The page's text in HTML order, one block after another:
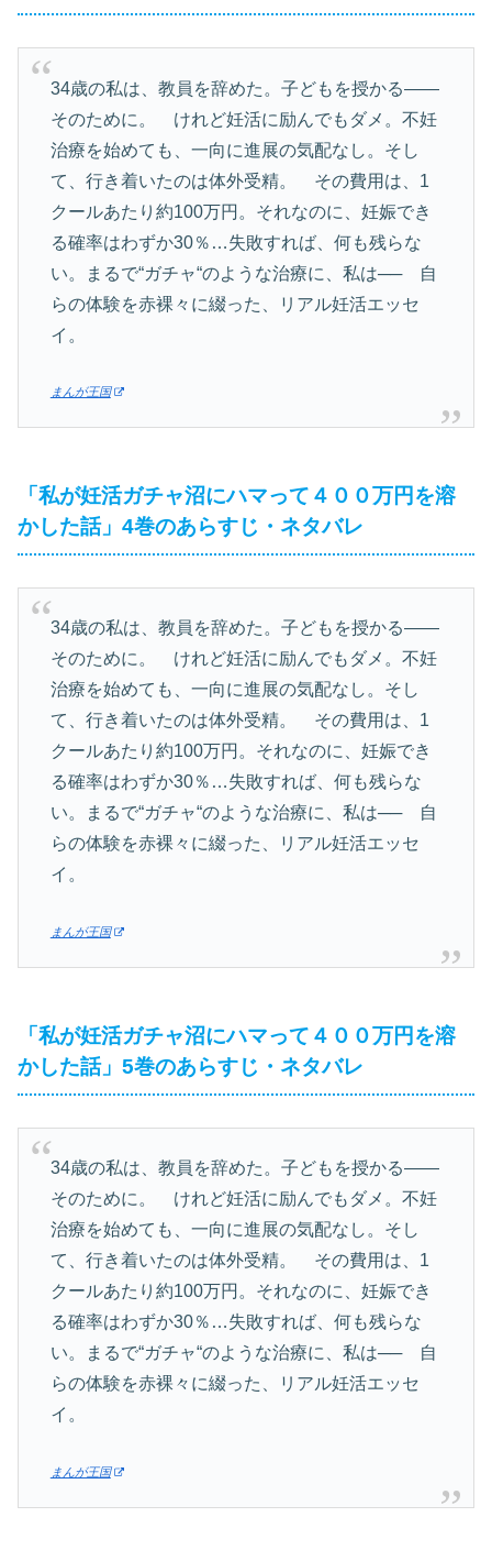
34歳の私は、教員を辞めた。子どもを授かる――
そのために。 けれど妊活に励んでもダメ。不妊
治療を始めても、一向に進展の気配なし。そし
て、行き着いたのは体外受精。 その費用は、1
クールあたり約100万円。それなのに、妊娠でき
る確率はわずか30％…失敗すれば、何も残らな
い。まるで“ガチャ“のような治療に、私は── 自
らの体験を赤裸々に綴った、リアル妊活エッセ
イ。
まんが王国
「私が妊活ガチャ沼にハマって４００万円を溶
かした話」4巻のあらすじ・ネタバレ
34歳の私は、教員を辞めた。子どもを授かる――
そのために。 けれど妊活に励んでもダメ。不妊
治療を始めても、一向に進展の気配なし。そし
て、行き着いたのは体外受精。 その費用は、1
クールあたり約100万円。それなのに、妊娠でき
る確率はわずか30％…失敗すれば、何も残らな
い。まるで“ガチャ“のような治療に、私は── 自
らの体験を赤裸々に綴った、リアル妊活エッセ
イ。
まんが王国
「私が妊活ガチャ沼にハマって４００万円を溶
かした話」5巻のあらすじ・ネタバレ
34歳の私は、教員を辞めた。子どもを授かる――
そのために。 けれど妊活に励んでもダメ。不妊
治療を始めても、一向に進展の気配なし。そし
て、行き着いたのは体外受精。 その費用は、1
クールあたり約100万円。それなのに、妊娠でき
る確率はわずか30％…失敗すれば、何も残らな
い。まるで“ガチャ“のような治療に、私は── 自
らの体験を赤裸々に綴った、リアル妊活エッセ
イ。
まんが王国